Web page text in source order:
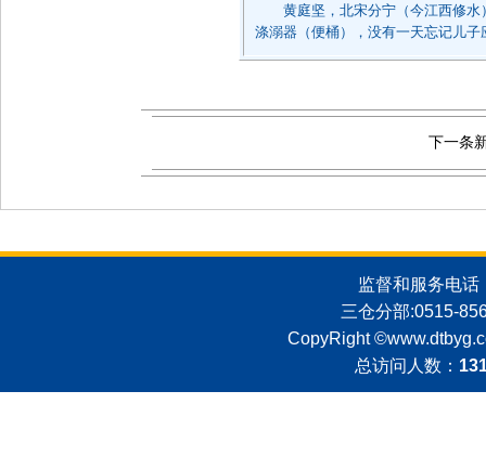
黄庭坚，北宋分宁（今江西修水
涤溺器（便桶），没有一天忘记儿子
下一条
监督和服务电
三仓分部:0515-
CopyRight ©
总访问人数：